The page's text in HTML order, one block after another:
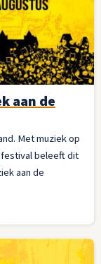
aan de
Met muziek op
beleeft dit
aan de